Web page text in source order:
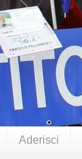
Aderisci